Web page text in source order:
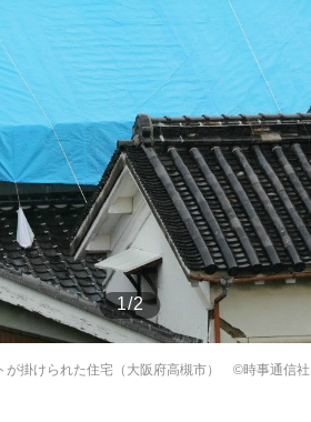
ッカー日本代表・森保一監督...
もっと見る
もっと見る
1/2
が掛けられた住宅（大阪府高槻市） ©時事通信社